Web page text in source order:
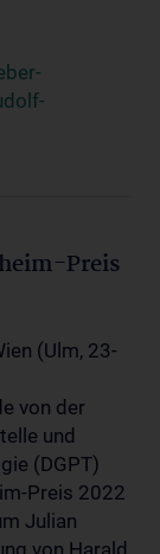
Preis
(Ulm, 23-
von der
und
(DGPT)
Preis 2022
Julian
von Harald